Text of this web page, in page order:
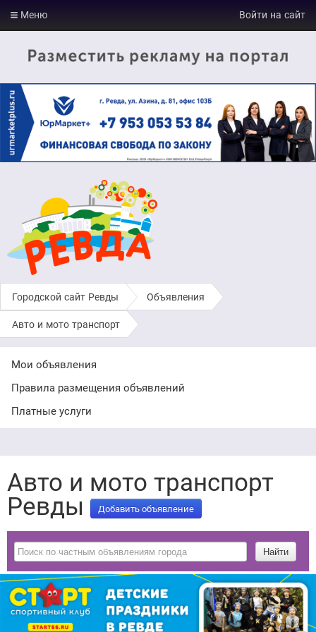
Городской сайт Ревды › Объявления
Авто и мото транспорт
Авто и мото транспорт
Ревды Добавить объявление
Мои объявления
Правила размещения объявлений
Платные услуги
Войти на сайт
Меню